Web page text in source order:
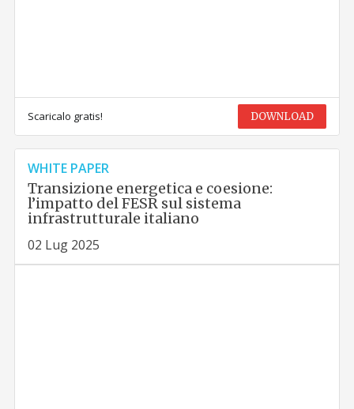
Scaricalo gratis! DOWNLOAD
WHITE PAPER
Transizione energetica e coesione:
l’impatto del FESR sul sistema
infrastrutturale italiano
02 Lug 2025